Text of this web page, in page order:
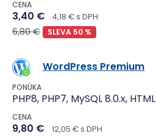
CENA
3,40 € 4,18 € s DPH
6,80 € SLEVA 50 %
WordPress Premium
PONÚKA
PHP8, PHP7, MySQL 8.0.x, HTML
CENA
9,80 € 12,05 € s DPH